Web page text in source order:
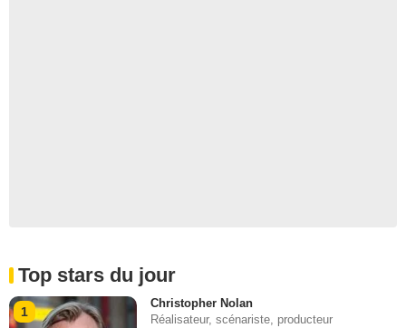
Top stars du jour
1
Christopher Nolan
Réalisateur, scénariste, producteur